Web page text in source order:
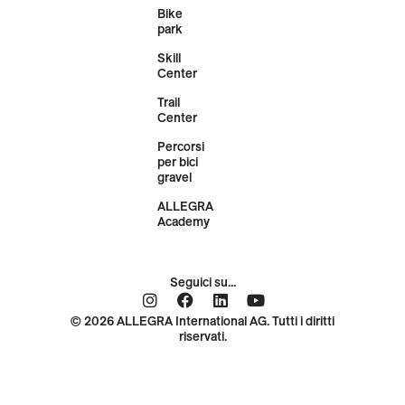
Bike
park
Skill
Center
Trail
Center
Percorsi
per bici
gravel
ALLEGRA
Academy
Seguici su...
© 2026 ALLEGRA International AG. Tutti i diritti
riservati.